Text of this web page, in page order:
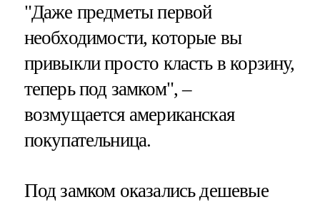
"Даже предметы первой
необходимости, которые вы
привыкли просто класть в корзину,
теперь под замком", –
возмущается американская
покупательница.
Под замком оказались дешевые